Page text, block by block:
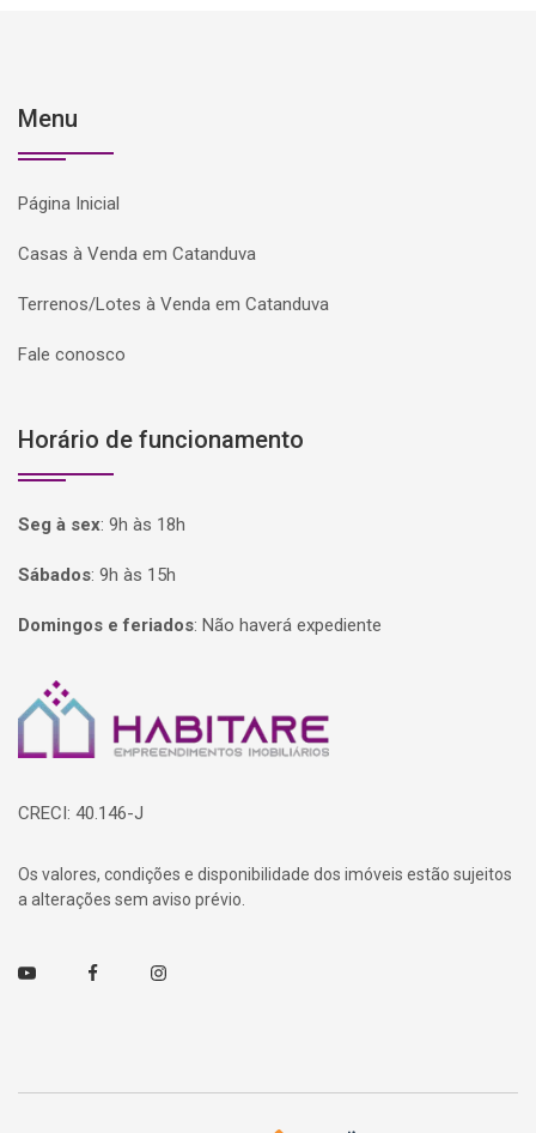
Menu
Página Inicial
Casas à Venda em Catanduva
Terrenos/Lotes à Venda em Catanduva
Fale conosco
Horário de funcionamento
Seg à sex: 9h às 18h
Sábados: 9h às 15h
Domingos e feriados: Não haverá expediente
Página inicial
CRECI: 40.146-J
Os valores, condições e disponibilidade dos imóveis estão sujeitos
a alterações sem aviso prévio.
Youtube FacebookInstagram